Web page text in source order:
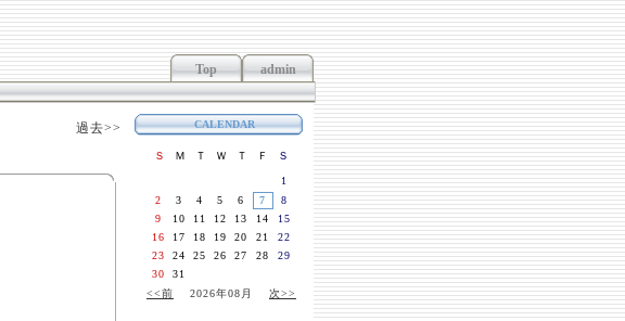
admin
Top
過去>> CALENDAR
Ｓ Ｍ Ｔ Ｗ Ｔ Ｆ Ｓ
1
2
3 4 5 6 7
8
9
10 11 12 13 14
15
16
17 18 19 20 21
22
23
24 25 26 27 28
29
30
31
<<前 2026年08月 次>>